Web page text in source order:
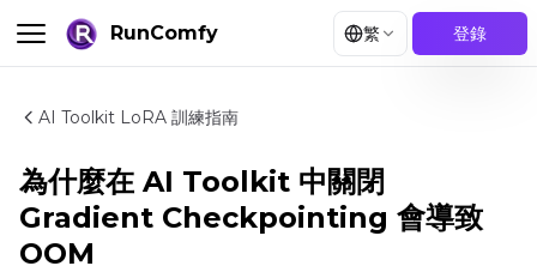
RunComfy 繁 登錄
AI Toolkit LoRA 訓練指南
為什麼在 AI Toolkit 中關閉
Gradient Checkpointing 會導致
OOM